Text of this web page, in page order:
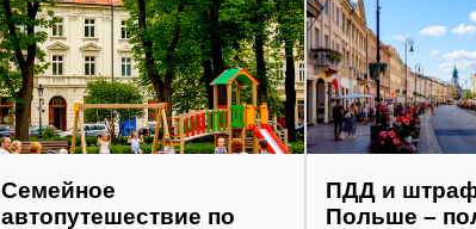
Семейное
автопутешествие по
ПДД и
Польше –